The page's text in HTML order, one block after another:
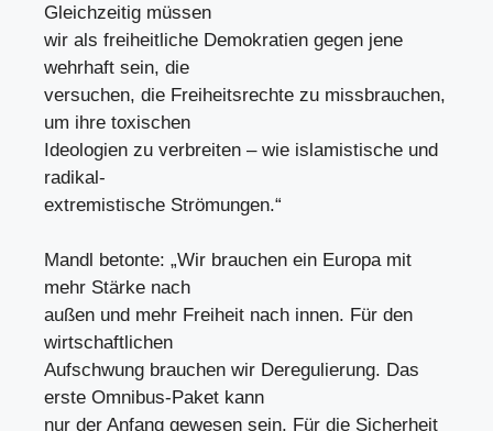
Gleichzeitig müssen
wir als freiheitliche Demokratien gegen jene
wehrhaft sein, die
versuchen, die Freiheitsrechte zu missbrauchen,
um ihre toxischen
Ideologien zu verbreiten – wie islamistische und
radikal-
extremistische Strömungen.“
Mandl betonte: „Wir brauchen ein Europa mit
mehr Stärke nach
außen und mehr Freiheit nach innen. Für den
wirtschaftlichen
Aufschwung brauchen wir Deregulierung. Das
erste Omnibus-Paket kann
nur der Anfang gewesen sein. Für die Sicherheit